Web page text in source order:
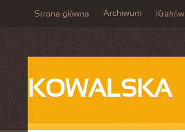
Strona główna Archiwum Kraków
KOWALSKA